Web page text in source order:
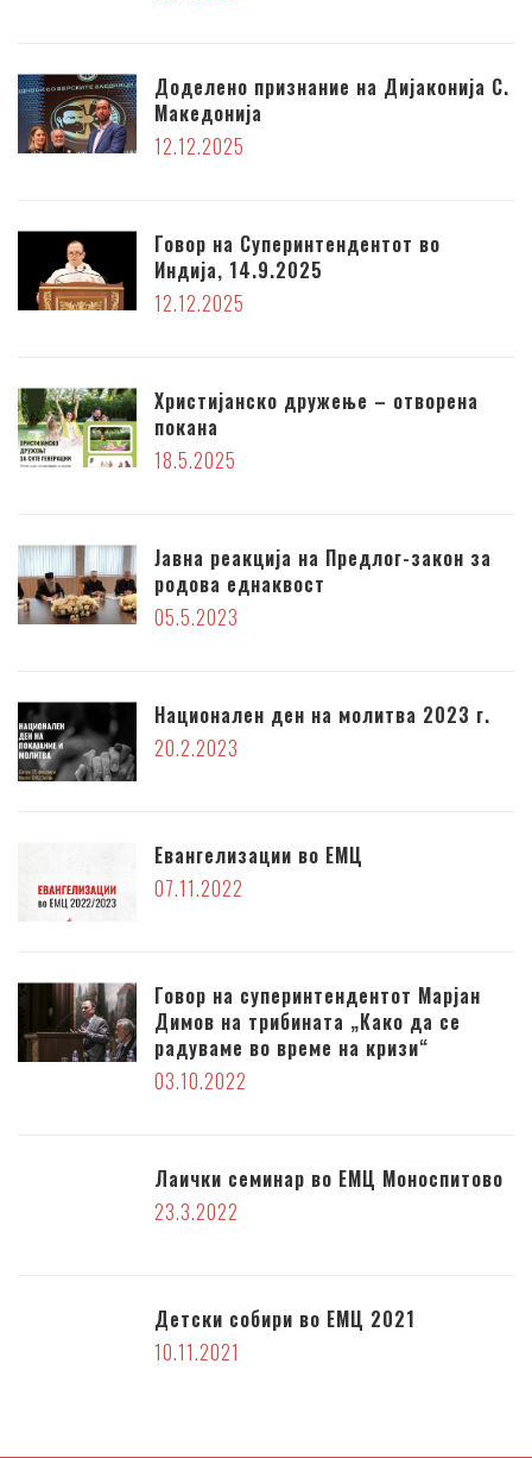
Доделено признание на Дијаконија С.
Македонија
12.12.2025
Говор на Суперинтендентот во
Индија, 14.9.2025
12.12.2025
Христијанско дружење – отворена
покана
18.5.2025
Јавна реакција на Предлог-закон за
родова еднаквост
05.5.2023
Национален ден на молитва 2023 г.
20.2.2023
Евангелизации во ЕМЦ
07.11.2022
Говор на суперинтендентот Марјан
Димов на трибината „Како да се
радуваме во време на кризи“
03.10.2022
Лаички семинар во ЕМЦ Моноспитово
23.3.2022
Детски собири во ЕМЦ 2021
10.11.2021